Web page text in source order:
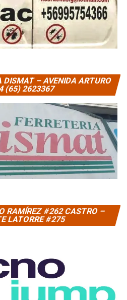
DISMAT – AVENIDA ARTURO
(65) 2623367
RAMÍREZ #262 CASTRO –
LATORRE #275